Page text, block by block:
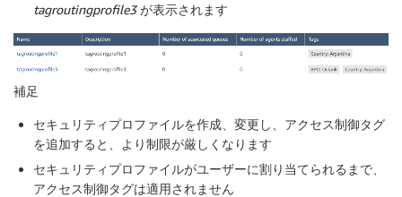
tagroutingprofile3が表示されます
補足
セキュリティプロファイルを作成、変更し、アクセス制御タグ
を追加すると、より制限が厳しくなります
セキュリティプロファイルがユーザーに割り当てられるまで、
アクセス制御タグは適用されません